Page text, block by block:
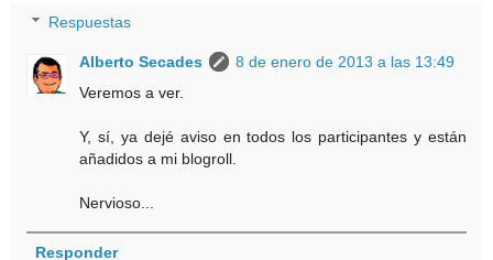
Respuestas
Alberto Secades
8 de enero de 2013 a las 13:49
Veremos a ver.
Y, sí, ya dejé aviso en todos los participantes y están
añadidos a mi blogroll.
Nervioso...
Responder